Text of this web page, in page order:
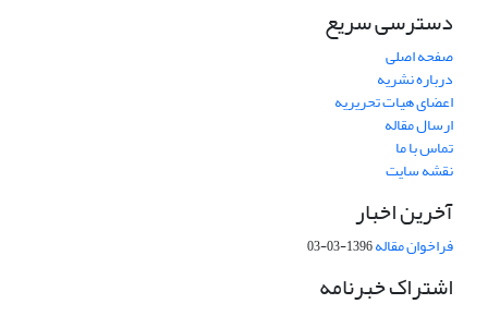
دسترسی سریع
صفحه اصلی
درباره نشریه
اعضای هیات تحریریه
ارسال مقاله
تماس با ما
نقشه سایت
آخرین اخبار
فراخوان مقاله1396-03-03
اشتراک خبرنامه